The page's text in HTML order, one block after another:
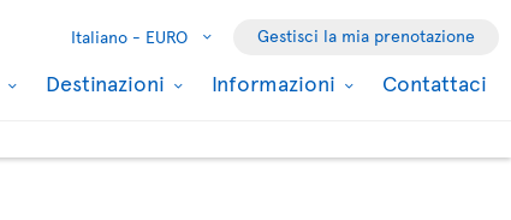
Italiano - EURO Gestisci la mia prenotazione
Destinazioni Informazioni Contattaci